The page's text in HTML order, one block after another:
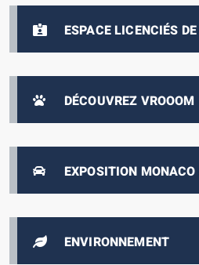
ESPACE LICENCIÉS
DÉCOUVREZ VROOOM
EXPOSITION
DE 1893 À NOS JOURS
ENVIRONNEMENT